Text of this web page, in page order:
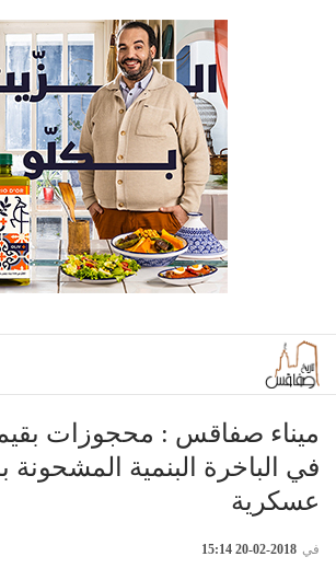
في الباخرة البنمية المشحونة
عسكرية
في 2018-02-20 15:14